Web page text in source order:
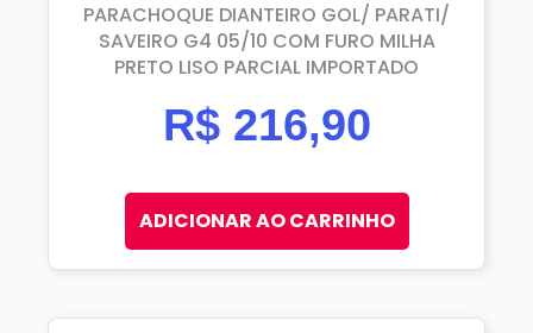
PARACHOQUE DIANTEIRO GOL/ PARATI/
SAVEIRO G4 05/10 COM FURO MILHA
PRETO LISO PARCIAL IMPORTADO
R$216,90
ADICIONAR AO CARRINHO